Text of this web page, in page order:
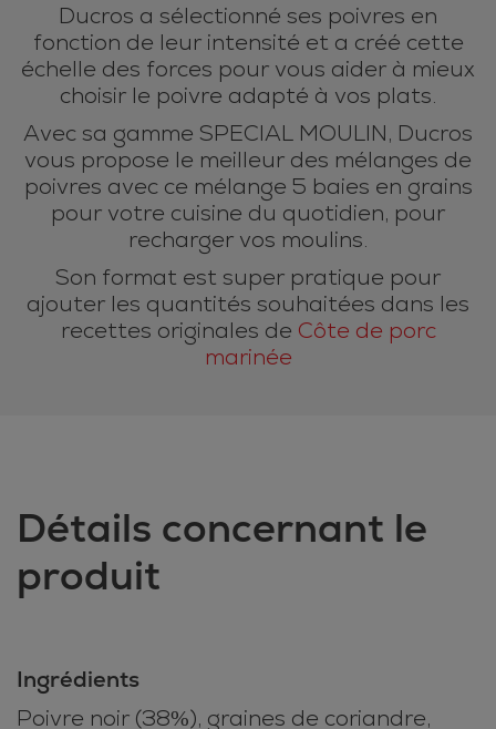
Ducros a sélectionné ses poivres en
fonction de leur intensité et a créé cette
échelle des forces pour vous aider à mieux
choisir le poivre adapté à vos plats.
Avec sa gamme SPECIAL MOULIN, Ducros
vous propose le meilleur des mélanges de
poivres avec ce mélange 5 baies en grains
pour votre cuisine du quotidien, pour
recharger vos moulins.
Son format est super pratique pour
ajouter les quantités souhaitées dans les
recettes originales de Côte de porc
marinée
Détails concernant le
produit
Ingrédients
Poivre noir (38%), graines de coriandre,